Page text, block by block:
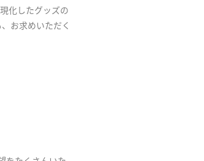
化したグッズの
お求めいただく